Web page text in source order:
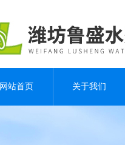
网站首页 关于我们